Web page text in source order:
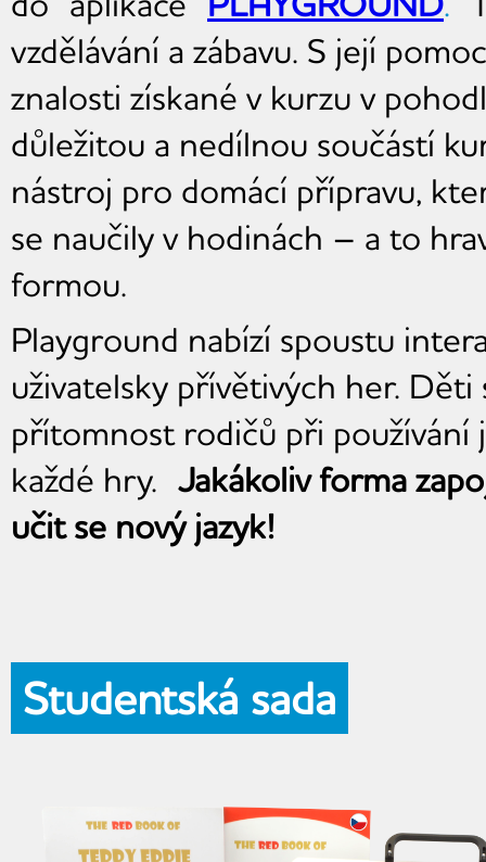
vzdělávání a zábavu. S její
znalosti získané v kurzu v
důležitou a nedílnou součástí
nástroj pro domácí přípravu,
se naučily v hodinách – a to
formou.
Playground nabízí spoustu
uživatelsky přívětivých her.
přítomnost rodičů při používání
každé hry. Jakákoliv forma
učit se nový jazyk!
Studentská sada